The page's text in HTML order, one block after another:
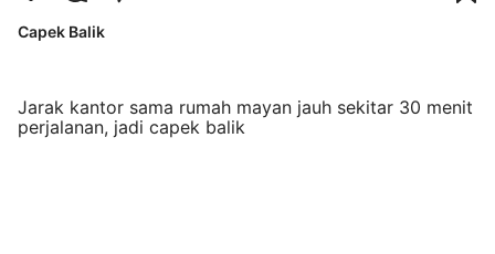
Capek Balik
Jarak kantor sama rumah mayan jauh sekitar 30 menit
perjalanan, jadi capek balik